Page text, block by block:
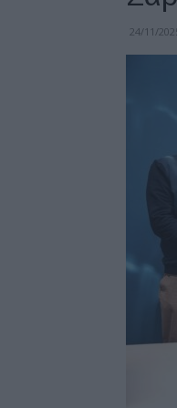
24/11/